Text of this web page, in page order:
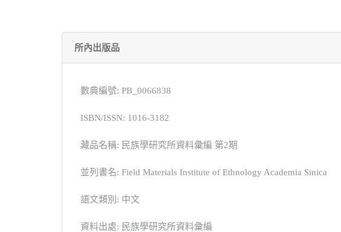
所內出版品
數典編號: PB_0066838
ISBN/ISSN: 1016-3182
藏品名稱: 民族學研究所資料彙編 第2期
並列書名: Field Materials Institute of Ethnology Academia Sinica
語文類別: 中文
資料出處: 民族學研究所資料彙編